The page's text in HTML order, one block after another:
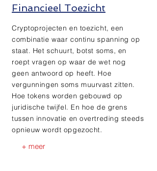
Financieel Toezicht
Cryptoprojecten en toezicht, een
combinatie waar continu spanning op
staat. Het schuurt, botst soms, en
roept vragen op waar de wet nog
geen antwoord op heeft. Hoe
vergunningen soms muurvast zitten.
Hoe tokens worden gebouwd op
juridische twijfel. En hoe de grens
tussen innovatie en overtreding steeds
opnieuw wordt opgezocht.
+ meer